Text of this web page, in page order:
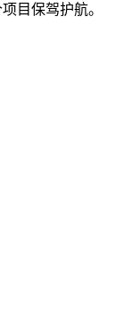
目保驾护航。